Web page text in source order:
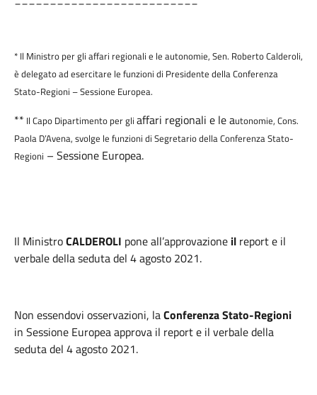
* Il Ministro per gli affari regionali e le autonomie, Sen. Roberto Calderoli,
è delegato ad esercitare le funzioni di Presidente della Conferenza
Stato-Regioni – Sessione Europea.
** Il Capo Dipartimento per gli affari regionali e le autonomie, Cons.
Paola D’Avena, svolge le funzioni di Segretario della Conferenza Stato-
Regioni – Sessione Europea.
Il MinistroCALDEROLI pone all’approvazione il report e il
verbale della seduta del 4 agosto 2021.
Non essendovi osservazioni, laConferenza Stato-Regioni
in Sessione Europea approva il report e il verbale della
seduta del 4 agosto 2021.